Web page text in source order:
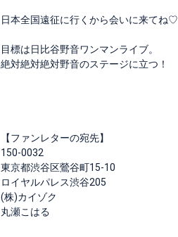
日本全国遠征に行くから会いに来てね♡
目標は日比谷野音ワンマンライブ。
絶対絶対絶対野音のステージに立つ！
【ファンレターの宛先】
150-0032
東京都渋谷区鶯谷町15-10
ロイヤルパレス渋谷205
(株)カイゾク
丸瀬こはる